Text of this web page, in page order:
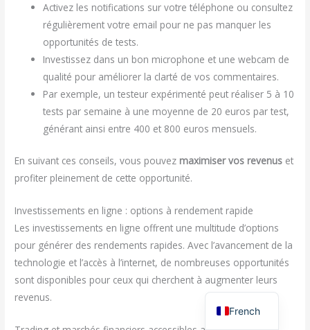
Activez les notifications sur votre téléphone ou consultez
régulièrement votre email pour ne pas manquer les
opportunités de tests.
Investissez dans un bon microphone et une webcam de
qualité pour améliorer la clarté de vos commentaires.
Par exemple, un testeur expérimenté peut réaliser 5 à 10
tests par semaine à une moyenne de 20 euros par test,
générant ainsi entre 400 et 800 euros mensuels.
En suivant ces conseils, vous pouvez maximiser vos revenus et
profiter pleinement de cette opportunité.
Investissements en ligne : options à rendement rapide
Les investissements en ligne offrent une multitude d’options
pour générer des rendements rapides. Avec l’avancement de la
technologie et l’accès à l’internet, de nombreuses opportunités
sont disponibles pour ceux qui cherchent à augmenter leurs
revenus.
French